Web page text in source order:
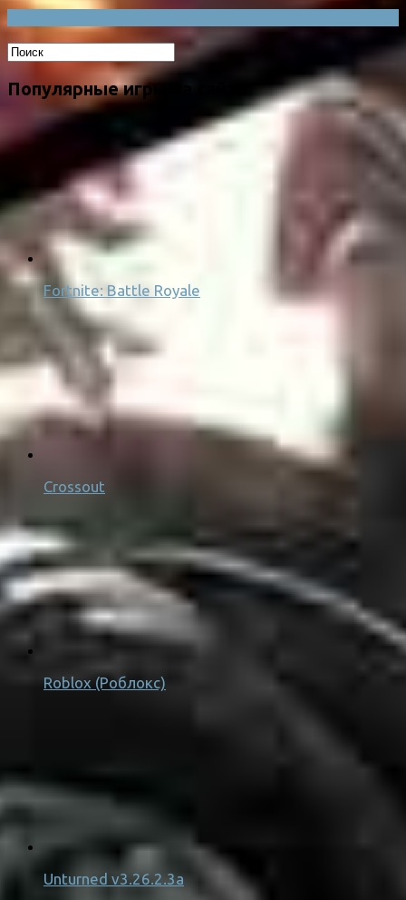
Популярные игры на сайте
Fortnite: Battle Royale
Crossout
Roblox (Роблокс)
Unturned v3.26.2.3a